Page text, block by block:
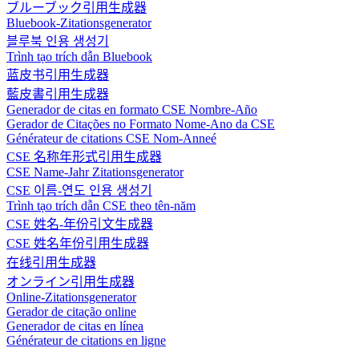
ブルーブック引用生成器
Bluebook-Zitationsgenerator
블루북 인용 생성기
Trình tạo trích dẫn Bluebook
蓝皮书引用生成器
藍皮書引用生成器
Generador de citas en formato CSE Nombre-Año
Gerador de Citações no Formato Nome-Ano da CSE
Générateur de citations CSE Nom-Anneé
CSE 名称年形式引用生成器
CSE Name-Jahr Zitationsgenerator
CSE 이름-연도 인용 생성기
Trình tạo trích dẫn CSE theo tên-năm
CSE 姓名-年份引文生成器
CSE 姓名年份引用生成器
在线引用生成器
オンライン引用生成器
Online-Zitationsgenerator
Gerador de citação online
Generador de citas en línea
Générateur de citations en ligne